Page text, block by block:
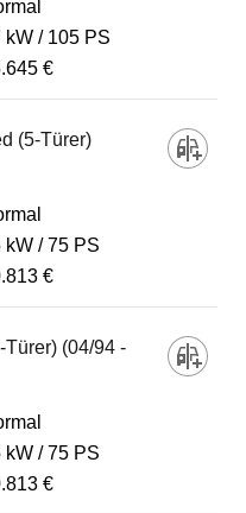
kW
105 PS
€
(5-Türer)
kW
75 PS
€
(04/94 -
kW
75 PS
€